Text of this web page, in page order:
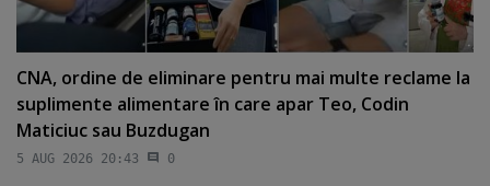
CNA, ordine de eliminare pentru mai multe reclame la
suplimente alimentare în care apar Teo, Codin
Maticiuc sau Buzdugan
5 AUG 2026 20:43 0